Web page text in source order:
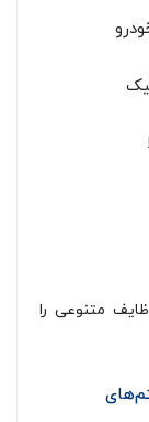
متنوعی را